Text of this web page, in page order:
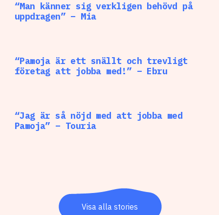
“Man känner sig verkligen behövd på
uppdragen” – Mia
“Pamoja är ett snällt och trevligt
företag att jobba med!” – Ebru
“Jag är så nöjd med att jobba med
Pamoja” – Touria
Visa alla stories